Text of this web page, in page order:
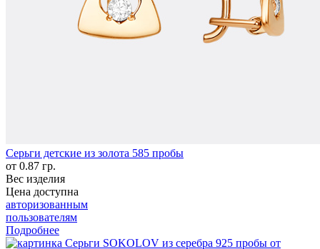
Серьги детские из золота 585 пробы
от 0.87 гр.
Вес изделия
Цена доступна
авторизованным
пользователям
Подробнее